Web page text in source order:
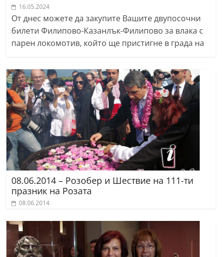
16.05.2024
От днес можете да закупите Вашите двупосочни
билети Филипово-Казанлък-Филипово за влака с
парен локомотив, който ще пристигне в града на
08.06.2014 – Розобер и Шествие на 111-ти
празник на Розата
08.06.2014